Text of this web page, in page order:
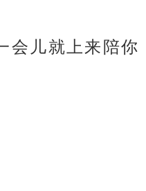
会儿就上来陪你